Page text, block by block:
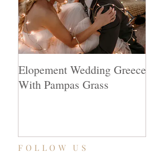
Elopement Wedding Greece
With Pampas Grass
FOLLOW US